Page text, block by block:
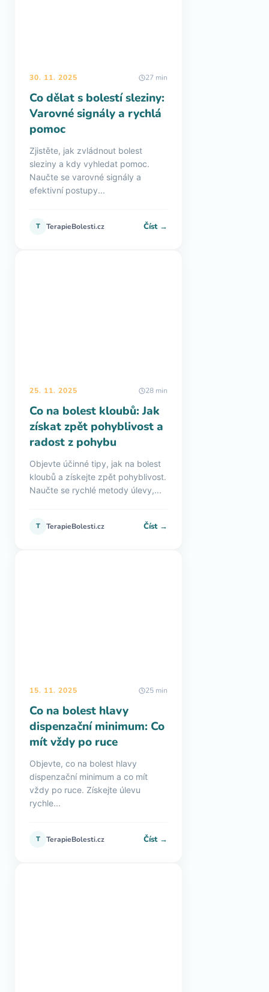
30. 11. 2025 27 min
Co dělat s bolestí sleziny:
Varovné signály a rychlá
pomoc
Zjistěte, jak zvládnout bolest
sleziny a kdy vyhledat pomoc.
Naučte se varovné signály a
efektivní postupy...
T TerapieBolesti.cz Číst →
25. 11. 2025 28 min
Co na bolest kloubů: Jak
získat zpět pohyblivost a
radost z pohybu
Objevte účinné tipy, jak na bolest
kloubů a získejte zpět pohyblivost.
Naučte se rychlé metody úlevy,...
T TerapieBolesti.cz Číst →
15. 11. 2025 25 min
Co na bolest hlavy
dispenzační minimum: Co
mít vždy po ruce
Objevte, co na bolest hlavy
dispenzační minimum a co mít
vždy po ruce. Získejte úlevu
rychle...
T TerapieBolesti.cz Číst →